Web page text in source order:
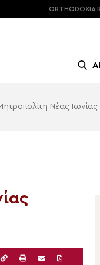
ORTHODOXIA
Νέας Ιωνίας
| 12:34